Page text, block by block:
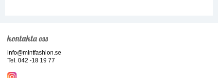
kontakta oss
info@mintfashion.se
Tel. 042 -18 19 77